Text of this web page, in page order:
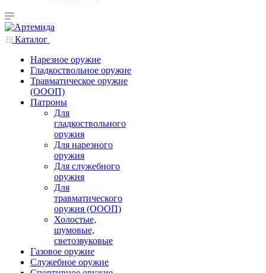
Каталог
Нарезное оружие
Гладкоствольное оружие
Травматическое оружие
(ОООП)
Патроны
Для
гладкоствольного
оружия
Для нарезного
оружия
Для служебного
оружия
Для
травматического
оружия (ОООП)
Холостые,
шумовые,
светозвуковые
Газовое оружие
Служебное оружие